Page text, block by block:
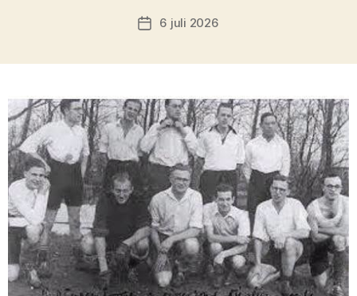
Berichtdatum
6 juli 2026